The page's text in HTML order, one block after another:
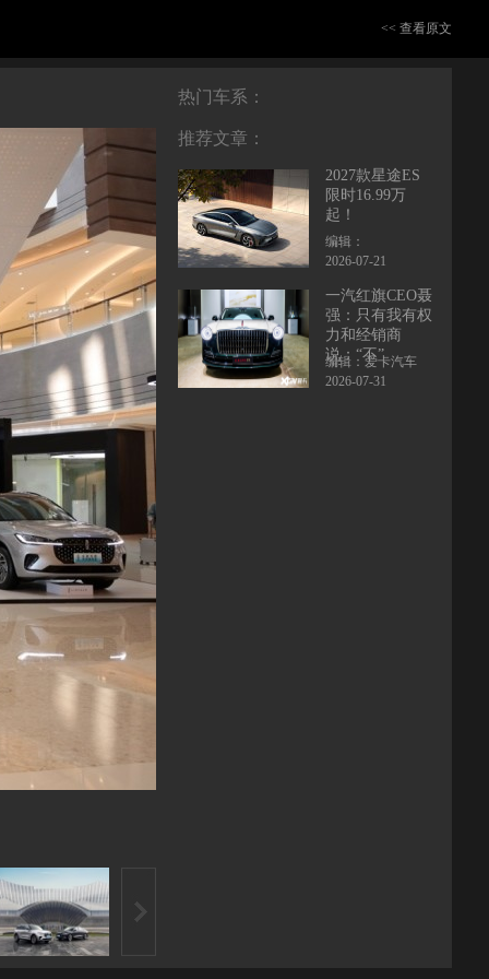
<< 查看原文
热门车系：
推荐文章：
2027款星途ES
限时16.99万
起！
编辑：
2026-07-21
一汽红旗CEO聂
强：只有我有权
力和经销商
说：“不”
编辑：爱卡汽车
2026-07-31